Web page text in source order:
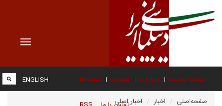
Toggle
صفحه نخست درباره ما عضویت پیوند ها ENGLISH
صفحه‌اصلی اخبار
اخبار اصلی